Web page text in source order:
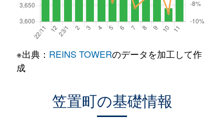
※出典： REINS TOWERのデータを加工して作
成
笠置町の基礎情報